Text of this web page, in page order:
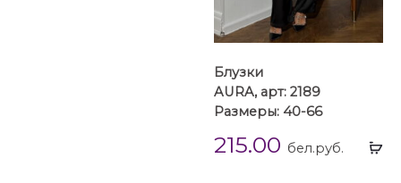
Блузки
AURA, арт: 2189
Размеры: 40-66
215.00 бел.руб.